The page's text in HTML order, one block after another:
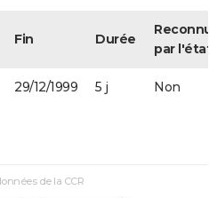
Fin Durée
par l'état
29/12/1999 5 j Non
de la CCR